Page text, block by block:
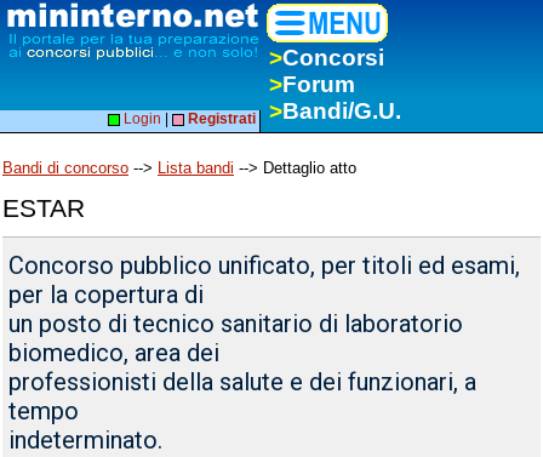
>Concorsi
>Forum
>Bandi/G.U.
Login Registrati
Bandi di concorso --> Lista bandi --> Dettaglio atto
ESTAR
Concorso pubblico unificato, per titoli ed esami,
per la copertura di
un posto di tecnico sanitario di laboratorio
biomedico, area dei
professionisti della salute e dei funzionari, a
tempo
indeterminato.